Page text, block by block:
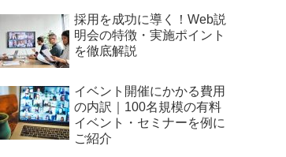
採用を成功に導く！Web説
明会の特徴・実施ポイント
を徹底解説
イベント開催にかかる費用
の内訳｜100名規模の有料
イベント・セミナーを例に
ご紹介